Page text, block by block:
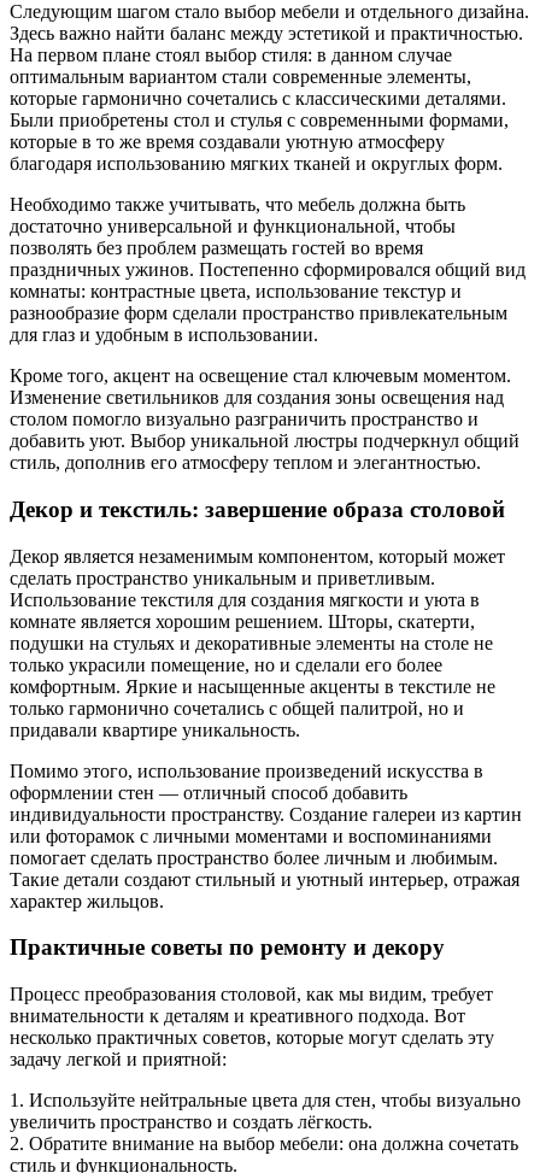
Следующим шагом стало выбор мебели и отдельного дизайна.
Здесь важно найти баланс между эстетикой и практичностью.
На первом плане стоял выбор стиля: в данном случае
оптимальным вариантом стали современные элементы,
которые гармонично сочетались с классическими деталями.
Были приобретены стол и стулья с современными формами,
которые в то же время создавали уютную атмосферу
благодаря использованию мягких тканей и округлых форм.
Необходимо также учитывать, что мебель должна быть
достаточно универсальной и функциональной, чтобы
позволять без проблем размещать гостей во время
праздничных ужинов. Постепенно сформировался общий вид
комнаты: контрастные цвета, использование текстур и
разнообразие форм сделали пространство привлекательным
для глаз и удобным в использовании.
Кроме того, акцент на освещение стал ключевым моментом.
Изменение светильников для создания зоны освещения над
столом помогло визуально разграничить пространство и
добавить уют. Выбор уникальной люстры подчеркнул общий
стиль, дополнив его атмосферу теплом и элегантностью.
Декор и текстиль: завершение образа столовой
Декор является незаменимым компонентом, который может
сделать пространство уникальным и приветливым.
Использование текстиля для создания мягкости и уюта в
комнате является хорошим решением. Шторы, скатерти,
подушки на стульях и декоративные элементы на столе не
только украсили помещение, но и сделали его более
комфортным. Яркие и насыщенные акценты в текстиле не
только гармонично сочетались с общей палитрой, но и
придавали квартире уникальность.
Помимо этого, использование произведений искусства в
оформлении стен — отличный способ добавить
индивидуальности пространству. Создание галереи из картин
или фоторамок с личными моментами и воспоминаниями
помогает сделать пространство более личным и любимым.
Такие детали создают стильный и уютный интерьер, отражая
характер жильцов.
Практичные советы по ремонту и декору
Процесс преобразования столовой, как мы видим, требует
внимательности к деталям и креативного подхода. Вот
несколько практичных советов, которые могут сделать эту
задачу легкой и приятной:
1. Используйте нейтральные цвета для стен, чтобы визуально
увеличить пространство и создать лёгкость.
2. Обратите внимание на выбор мебели: она должна сочетать
стиль и функциональность.